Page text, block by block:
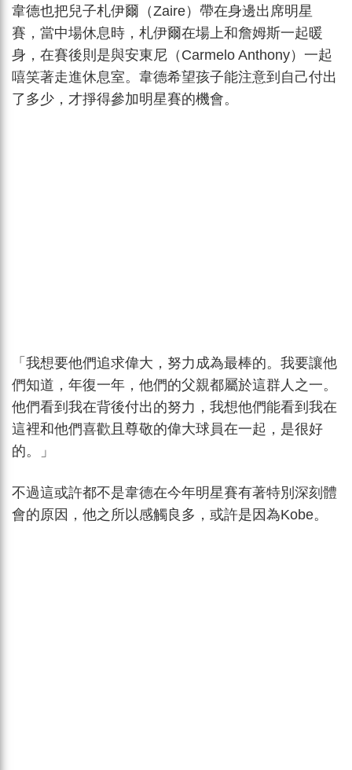
韋德也把兒子札伊爾（Zaire）帶在身邊出席明星
賽，當中場休息時，札伊爾在場上和詹姆斯一起暖
身，在賽後則是與安東尼（Carmelo Anthony）一起
嘻笑著走進休息室。韋德希望孩子能注意到自己付出
了多少，才掙得參加明星賽的機會。
「我想要他們追求偉大，努力成為最棒的。我要讓他
們知道，年復一年，他們的父親都屬於這群人之一。
他們看到我在背後付出的努力，我想他們能看到我在
這裡和他們喜歡且尊敬的偉大球員在一起，是很好
的。」
不過這或許都不是韋德在今年明星賽有著特別深刻體
會的原因，他之所以感觸良多，或許是因為Kobe。